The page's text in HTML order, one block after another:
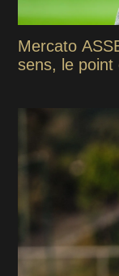
Mercato
sens, le point